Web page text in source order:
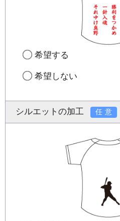
希望する
希望しない
シルエットの加工 任意